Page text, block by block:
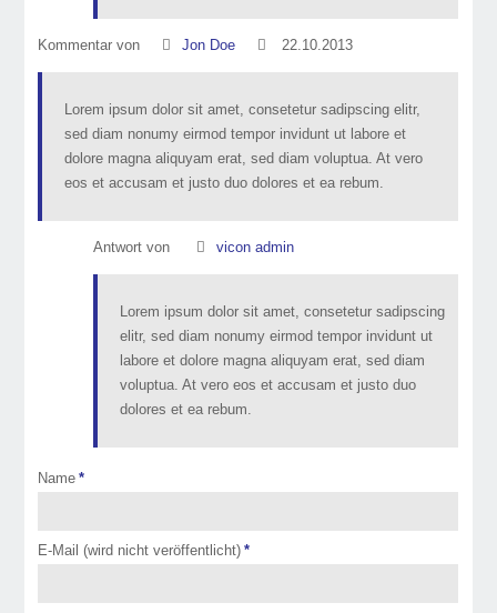
Kommentar von Jon Doe 22.10.2013
Lorem ipsum dolor sit amet, consetetur sadipscing elitr,
sed diam nonumy eirmod tempor invidunt ut labore et
dolore magna aliquyam erat, sed diam voluptua. At vero
eos et accusam et justo duo dolores et ea rebum.
Antwort von vicon admin
Lorem ipsum dolor sit amet, consetetur sadipscing
elitr, sed diam nonumy eirmod tempor invidunt ut
labore et dolore magna aliquyam erat, sed diam
voluptua. At vero eos et accusam et justo duo
dolores et ea rebum.
Name *
E-Mail (wird nicht veröffentlicht) *